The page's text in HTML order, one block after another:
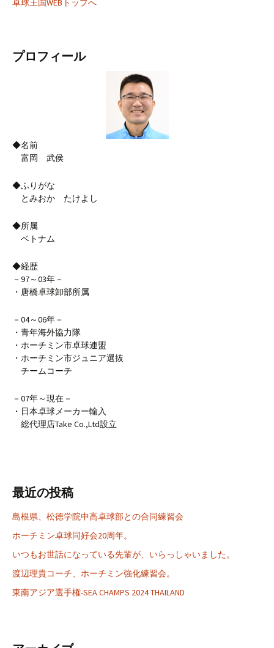
卓球王国WEBトップへ
プロフィール
◆名前
富岡 武侯
◆ふりがな
とみおか たけよし
◆所属
ベトナム
◆経歴
－97～03年－
・唐橋卓球卸部所属
－04～06年－
・青年海外協力隊
・ホーチミン市卓球連盟
・ホーチミン市ジュニア選抜
チームコーチ
－07年～現在－
・日本卓球メーカー輸入
総代理店Take Co.,Ltd設立
最近の投稿
島根県、松徳学院中高卓球部との合同練習会
ホーチミン卓球同好会20周年。
いつもお世話になっている先輩が、いらっしゃいました。
渡辺理貴コーチ、ホーチミン強化練習会。
東南アジア選手権-SEA CHAMPS 2024 THAILAND